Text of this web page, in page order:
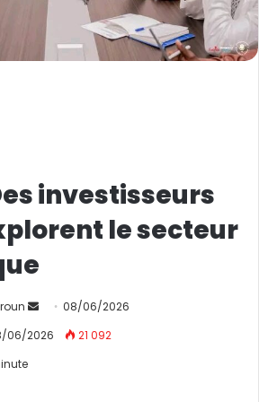
investisseurs
le secteur
n
08/06/2026
06/2026
21 092